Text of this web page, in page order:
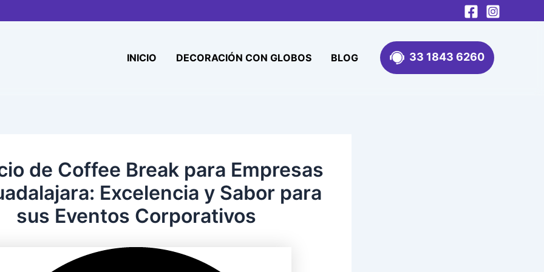
INICIO DECORACIÓN CON GLOBOS BLOG 33 1843 6260
de Coffee Break para Empresas
Excelencia y Sabor para
sus Eventos Corporativos